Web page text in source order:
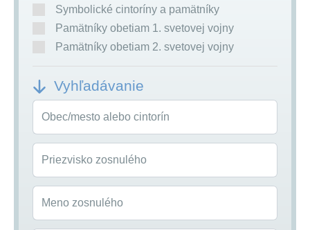
Symbolické cintoríny a pamätníky
Pamätníky obetiam 1. svetovej vojny
Pamätníky obetiam 2. svetovej vojny
Vyhľadávanie
Obec/mesto alebo cintorín
Priezvisko zosnulého
Meno zosnulého